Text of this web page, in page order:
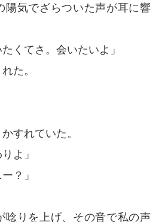
陽気でざらついた声が耳に響
くてさ。会いたいよ」
た。
すれていた。
よ」
？」
唸りを上げ、その音で私の声